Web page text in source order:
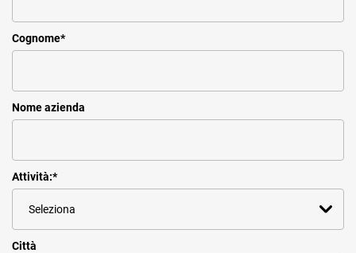
Cognome*
Nome azienda
Attività:*
Città